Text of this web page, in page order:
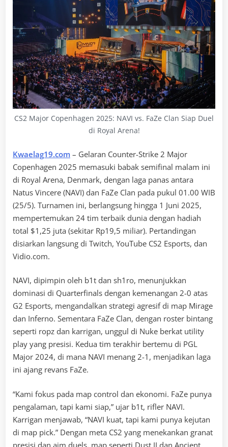
CS2 Major Copenhagen 2025: NAVI vs. FaZe Clan Siap Duel
di Royal Arena!
Kwaelag19.com – Gelaran Counter-Strike 2 Major
Copenhagen 2025 memasuki babak semifinal malam ini
di Royal Arena, Denmark, dengan laga panas antara
Natus Vincere (NAVI) dan FaZe Clan pada pukul 01.00 WIB
(25/5). Turnamen ini, berlangsung hingga 1 Juni 2025,
mempertemukan 24 tim terbaik dunia dengan hadiah
total $1,25 juta (sekitar Rp19,5 miliar). Pertandingan
disiarkan langsung di Twitch, YouTube CS2 Esports, dan
Vidio.com.
NAVI, dipimpin oleh b1t dan sh1ro, menunjukkan
dominasi di Quarterfinals dengan kemenangan 2-0 atas
G2 Esports, mengandalkan strategi agresif di map Mirage
dan Inferno. Sementara FaZe Clan, dengan roster bintang
seperti ropz dan karrigan, unggul di Nuke berkat utility
play yang presisi. Kedua tim terakhir bertemu di PGL
Major 2024, di mana NAVI menang 2-1, menjadikan laga
ini ajang revans FaZe.
“Kami fokus pada map control dan ekonomi. FaZe punya
pengalaman, tapi kami siap,” ujar b1t, rifler NAVI.
Karrigan menjawab, “NAVI kuat, tapi kami punya kejutan
di map pick.” Dengan meta CS2 yang menekankan granat
presisi dan aim duels, map seperti Dust II dan Ancient